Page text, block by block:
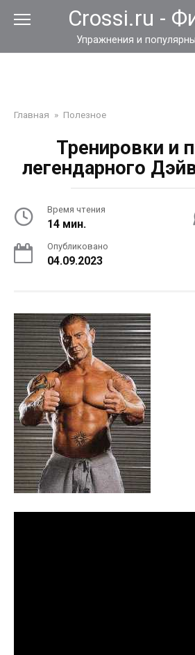
Crossi.ru -
Упражнения и
Главная » Полезное
Тренировки и
легендарного
Время чтения
14 мин.
Опубликовано
04.09.2023